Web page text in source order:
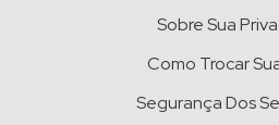
Sobre Sua
Como Trocar
Segurança Dos